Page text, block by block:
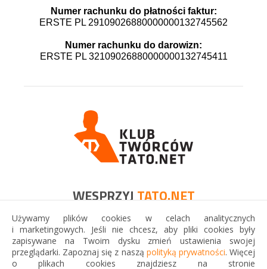
Numer rachunku do płatności faktur:
ERSTE PL 29109026880000000132745562
Numer rachunku do darowizn:
ERSTE PL 32109026880000000132745411
WESPRZYJTATO.NET
Jeśli możesz, wesprzyj finansowo Tato.Net. Będzie to
wspaniały dar, który przyniesie korzyść wielu ojcom i ich
rodzinom!
Używamy plików cookies w celach analitycznych
i marketingowych. Jeśli nie chcesz, aby pliki cookies były
zapisywane na Twoim dysku zmień ustawienia swojej
przeglądarki. Zapoznaj się z naszą polityką prywatności. Więcej
o plikach cookies znajdziesz na stronie